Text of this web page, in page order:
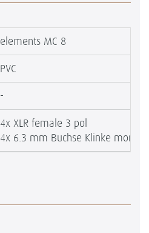
elements MC 8
PVC
-
4x XLR female 3 pol
4x 6.3 mm Buchse Klinke mono